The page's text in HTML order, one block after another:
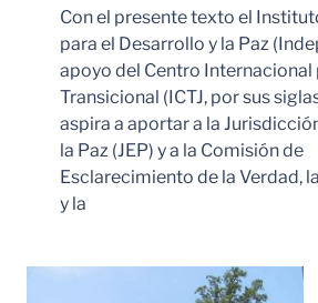
Con el presente texto el
para el Desarrollo y la Paz
apoyo del Centro Internacional
Transicional (ICTJ, por sus
aspira a aportar a la
la Paz (JEP) y a la Comisión de
Esclarecimiento de la Verdad,
y la